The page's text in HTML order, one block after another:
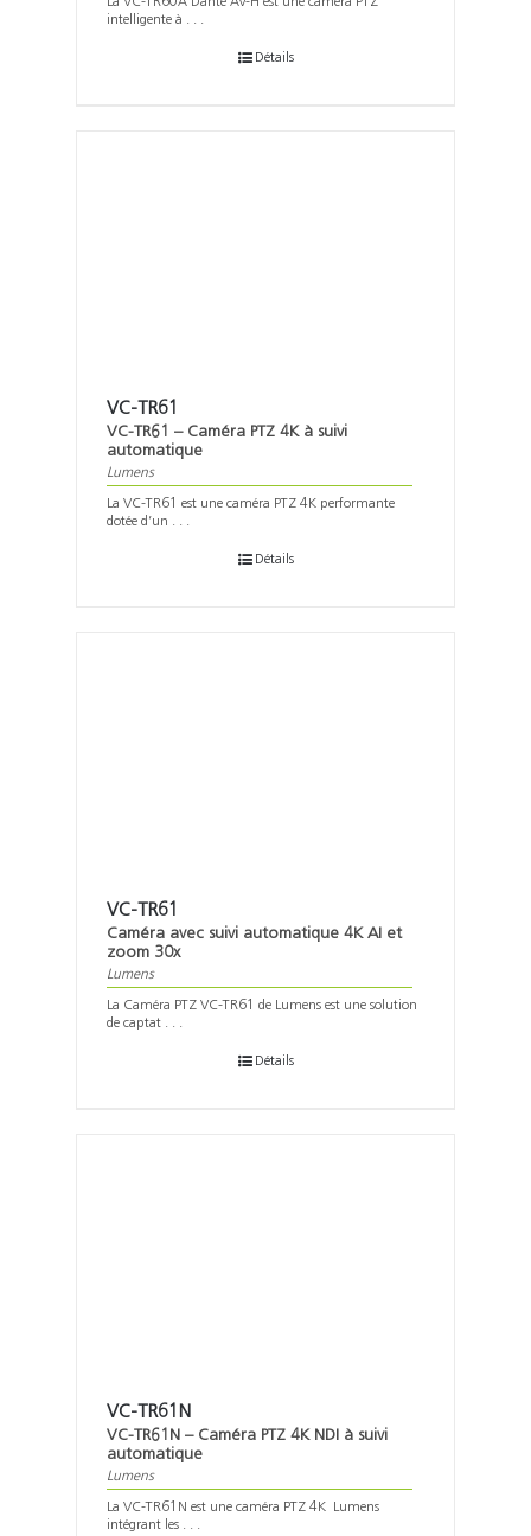
intelligente à . . .
Détails
VC-TR61
VC-TR61 – Caméra PTZ 4K à suivi
automatique
Lumens
La VC-TR61 est une caméra PTZ 4K performante
dotée d’un . . .
Détails
VC-TR61
Caméra avec suivi automatique 4K AI et
zoom 30x
Lumens
La Caméra PTZ VC-TR61 de Lumens est une solution
de captat . . .
Détails
VC-TR61N
VC-TR61N – Caméra PTZ 4K NDI à suivi
automatique
Lumens
La VC-TR61N est une caméra PTZ 4K Lumens
intégrant les . . .